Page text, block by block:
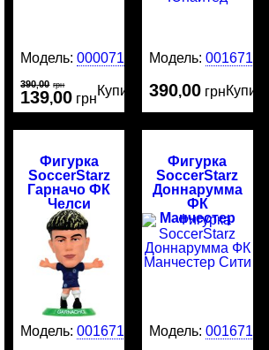
Модель:00007184
390,00 грн
139,00 грн
Купить
Модель:0016717
390,00 грнКупить
Фигурка
SoccerStarz
Гарначо ФК
Челси
Модель:0016715
Фигурка
SoccerStarz
Доннарумма
ФК
Манчестер
Сити
Модель:0016714